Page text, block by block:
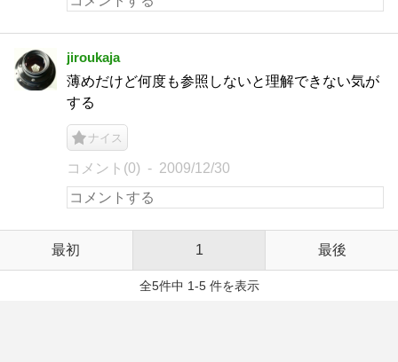
jiroukaja
薄めだけど何度も参照しないと理解できない気が
する
ナイス
コメント(0) 2009/12/30
最初 1 最後
全5件中 1-5 件を表示